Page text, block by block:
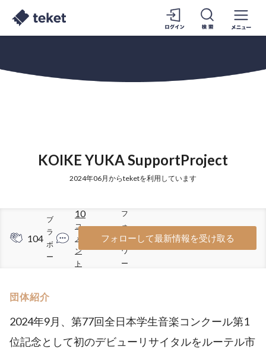
KOIKE YUKA SupportProject
2024年06月からteketを利用しています
104
ブ
ラ
ボ
ー
10
コ
メ
ン
ト
40
フ
ォ
ロ
ワ
ー
フォローして最新情報を受け取る
団体紹介
2024年9月、第77回全日本学生音楽コンクール第1
位記念として初のデビューリサイタルをルーテル市